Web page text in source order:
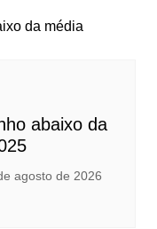
abaixo da
agosto de 2026